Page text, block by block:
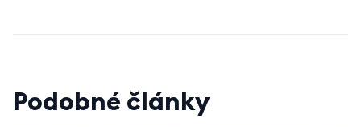
Podobné články